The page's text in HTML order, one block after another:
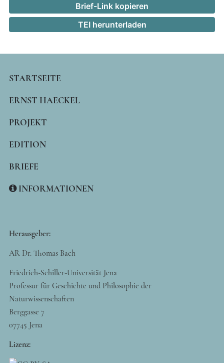
Brief-Link kopieren
TEI herunterladen
MAIN
NAVIGATION
STARTSEITE
ERNST HAECKEL
PROJEKT
EDITION
BRIEFE
INFORMATIONEN
Herausgeber:
AR Dr. Thomas Bach
Friedrich-Schiller-Universität Jena
Professur für Geschichte und Philosophie der
Naturwissenschaften
Berggasse 7
07745 Jena
Lizenz: